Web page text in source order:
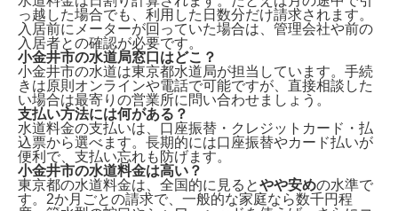
っ越した場合でも、利用した日数分だけ請求されます。
入居前にメーターが回っていた場合は、管理会社や前の
入居者との確認が必要です。
小金井市の水道局窓口はどこ？
小金井市の水道は東京都水道局が担当しています。手続
きは原則オンラインや電話で可能ですが、直接相談した
い場合は最寄りの営業所に問い合わせましょう。
支払い方法には何がある？
水道料金の支払いは、 口座振替・クレジットカード・払
込票から選べます。長期的には口座振替やカード払いが
便利で、支払い忘れも防げます。
小金井市の水道料金は高い？
東京都の水道料金は、 全国的に見るとやや安めの水準で
す。2か月ごとの請求で、一般的な家庭なら数千円程